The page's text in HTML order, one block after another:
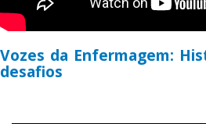
Vozes da Enfermagem:
desafios